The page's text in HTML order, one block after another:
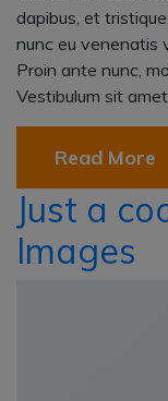
dapibus, et
nunc eu venenatis
Proin ante nunc,
Vestibulum sit
Read More
Just a
Images